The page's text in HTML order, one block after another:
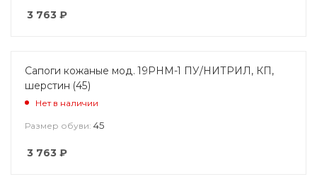
3 763 ₽
Сапоги кожаные мод. 19РНМ-1 ПУ/НИТРИЛ, КП,
шерстин (45)
Нет в наличии
Размер обуви: 45
3 763 ₽